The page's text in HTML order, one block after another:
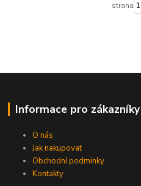
strana
Informace pro zákazníky
O nás
Jak nakupovat
Obchodní podmínky
Kontakty